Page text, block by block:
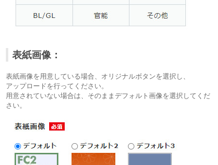
表紙画像：
表紙画像を用意している場合、オリジナルボタンを選択し、
アップロードを行ってください。
用意されていない場合は、そのままデフォルト画像を選択してくだ
さい。